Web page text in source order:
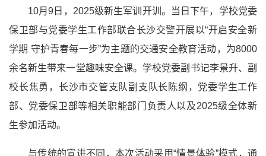
10月9日，2025级新生军训开训。当日下午，学校党委
保卫部与党委学生工作部联合长沙交警开展以“开启安全新
学期 守护青春每一步”为主题的交通安全教育活动，为8000
余名新生带来一堂趣味安全课。学校党委副书记李景升、副
校长焦勇，长沙市交管支队副支队长陈纲，党委学生工作
部、党委保卫部等相关职能部门负责人以及2025级全体新
生参加活动。
与传统的宣讲不同，本次活动采用“情景体验”模式，通